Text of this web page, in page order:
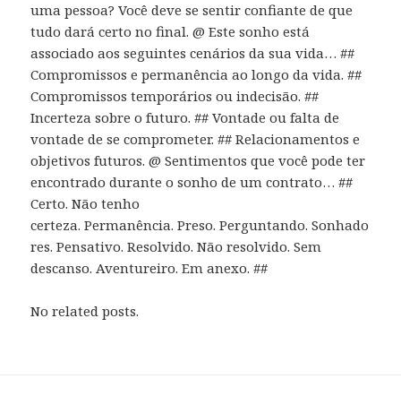
uma pessoa? Você deve se sentir confiante de que
tudo dará certo no final. @ Este sonho está
associado aos seguintes cenários da sua vida… ##
Compromissos e permanência ao longo da vida. ##
Compromissos temporários ou indecisão. ##
Incerteza sobre o futuro. ## Vontade ou falta de
vontade de se comprometer. ## Relacionamentos e
objetivos futuros. @ Sentimentos que você pode ter
encontrado durante o sonho de um contrato… ##
Certo. Não tenho
certeza. Permanência. Preso. Perguntando. Sonhado
res. Pensativo. Resolvido. Não resolvido. Sem
descanso. Aventureiro. Em anexo. ##
No related posts.